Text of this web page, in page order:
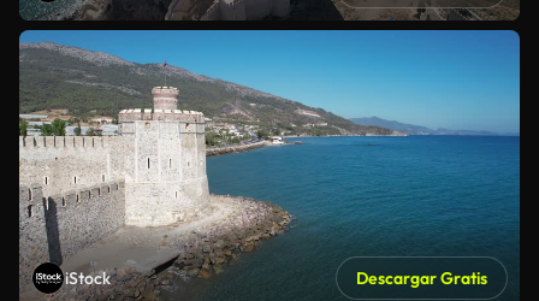
iStock Descargar Gratis